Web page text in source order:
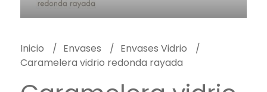
Inicio Envases
Envases Vidrio
Caramelera vidrio redonda rayada